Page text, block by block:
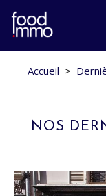
Accueil >
NOS